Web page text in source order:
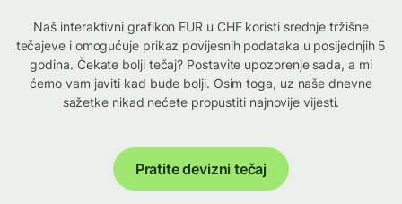
Naš interaktivni grafikon EUR u CHF koristi srednje tržišne
tečajeve i omogućuje prikaz povijesnih podataka u posljednjih 5
godina. Čekate bolji tečaj? Postavite upozorenje sada, a mi
ćemo vam javiti kad bude bolji. Osim toga, uz naše dnevne
sažetke nikad nećete propustiti najnovije vijesti.
Pratite devizni tečaj